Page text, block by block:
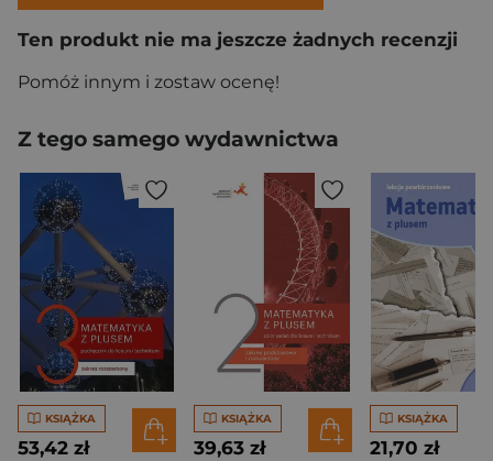
Ten produkt nie ma jeszcze żadnych recenzji
Pomóż innym i zostaw ocenę!
Z tego samego wydawnictwa
KSIĄŻKA
53,42 zł
KSIĄŻKA
39,63 zł
KSIĄŻKA
21,70 zł